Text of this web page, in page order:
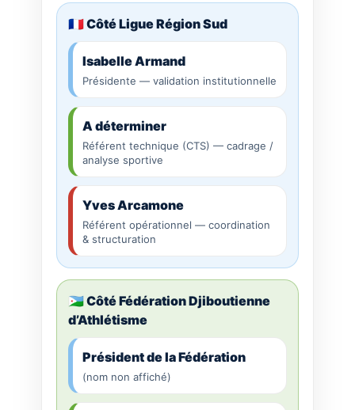
🇫🇷 Côté Ligue Région Sud
Isabelle Armand
Présidente — validation institutionnelle
A déterminer
Référent technique (CTS) — cadrage /
analyse sportive
Yves Arcamone
Référent opérationnel — coordination
& structuration
🇩🇯 Côté Fédération Djiboutienne
d’Athlétisme
Président de la Fédération
(nom non affiché)